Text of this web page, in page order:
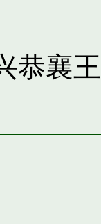
恭襄王